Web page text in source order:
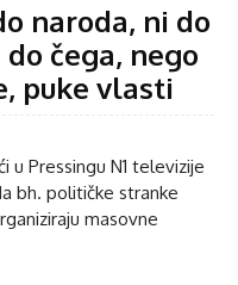
naroda, ni do
čega, nego
puke vlasti
u Pressingu N1 televizije
bh. političke stranke
masovne